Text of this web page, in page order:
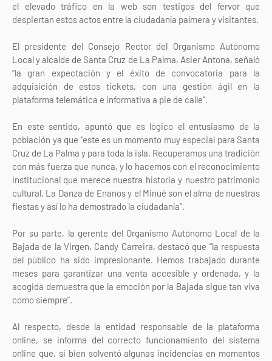
el elevado tráfico en la web son testigos del fervor que
despiertan estos actos entre la ciudadanía palmera y visitantes.
El presidente del Consejo Rector del Organismo Autónomo
Local y alcalde de Santa Cruz de La Palma, Asier Antona, señaló
“la gran expectación y el éxito de convocatoria para la
adquisición de estos tickets, con una gestión ágil en la
plataforma telemática e informativa a pie de calle”.
En este sentido, apuntó que es lógico el entusiasmo de la
población ya que “este es un momento muy especial para Santa
Cruz de La Palma y para toda la isla. Recuperamos una tradición
con más fuerza que nunca, y lo hacemos con el reconocimiento
institucional que merece nuestra historia y nuestro patrimonio
cultural. La Danza de Enanos y el Minué son el alma de nuestras
fiestas y así lo ha demostrado la ciudadanía”.
Por su parte, la gerente del Organismo Autónomo Local de la
Bajada de la Virgen, Candy Carreira, destacó que “la respuesta
del público ha sido impresionante. Hemos trabajado durante
meses para garantizar una venta accesible y ordenada, y la
acogida demuestra que la emoción por la Bajada sigue tan viva
como siempre”.
Al respecto, desde la entidad responsable de la plataforma
online, se informa del correcto funcionamiento del sistema
online que, si bien solventó algunas incidencias en momentos